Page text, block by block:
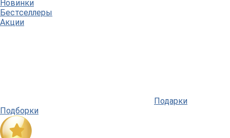
Новинки
Бестселлеры
Акции
Подарки
Подборки